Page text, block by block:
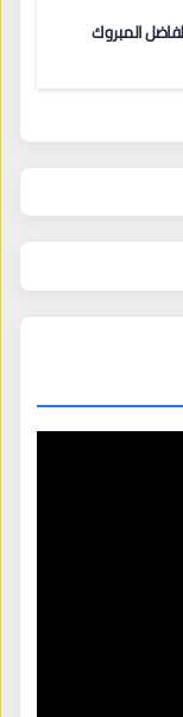
المبروك